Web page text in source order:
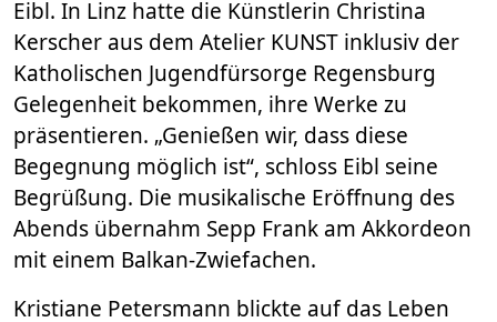
Eibl. In Linz hatte die Künstlerin Christina
Kerscher aus dem Atelier KUNST inklusiv der
Katholischen Jugendfürsorge Regensburg
Gelegenheit bekommen, ihre Werke zu
präsentieren. „Genießen wir, dass diese
Begegnung möglich ist“, schloss Eibl seine
Begrüßung. Die musikalische Eröffnung des
Abends übernahm Sepp Frank am Akkordeon
mit einem Balkan-Zwiefachen.
Kristiane Petersmann blickte auf das Leben